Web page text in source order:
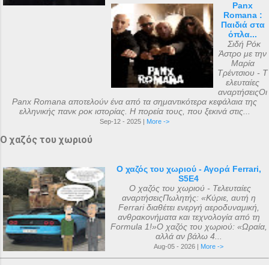
Panx
Romana :
Παιδιά στα
όπλα...
Σιδή Ρόκ
Άστρο με την
Μαρία
Τρέντσιου - Τ
ελευταίες
αναρτήσειςΟι
Panx Romana αποτελούν ένα από τα σημαντικότερα κεφάλαια της
ελληνικής πανκ ροκ ιστορίας. Η πορεία τους, που ξεκινά στις...
Sep-12 - 2025 | More ->
Ο χαζός του χωριού
Ο χαζός του χωριού - Αγορά Ferrari,
S5E4
Ο χαζός του χωριού - Τελευταίες
αναρτήσειςΠωλητής: «Κύριε, αυτή η
Ferrari διαθέτει ενεργή αεροδυναμική,
ανθρακονήματα και τεχνολογία από τη
Formula 1!»Ο χαζός του χωριού: «Ωραία,
αλλά αν βάλω 4...
Aug-05 - 2026 | More ->